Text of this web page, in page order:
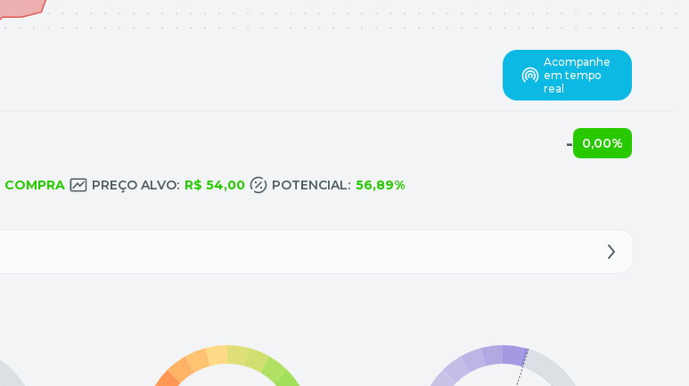
Acompanhe
em tempo
real
- 0,00%
COMPRA PREÇO ALVO: R$ 54,00 POTENCIAL: 56,89%